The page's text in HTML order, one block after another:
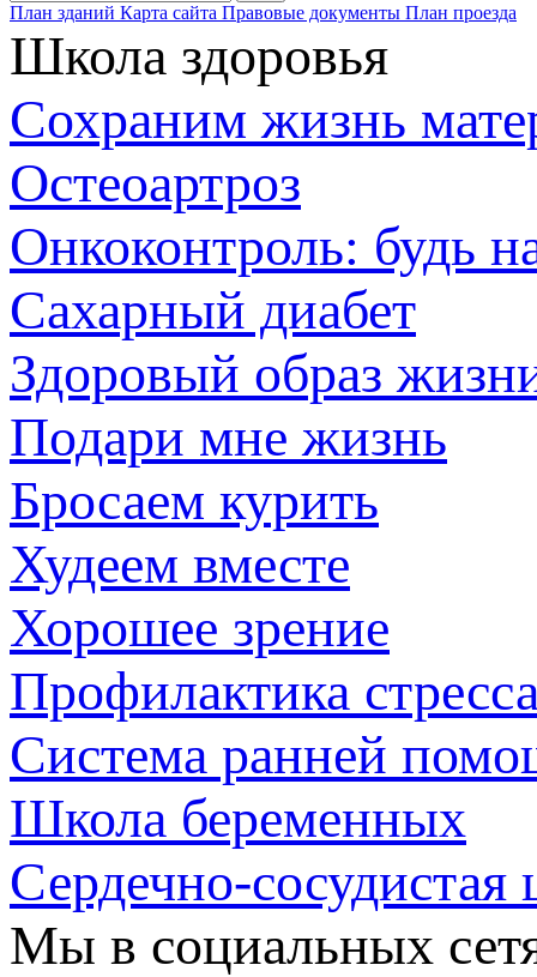
План зданий Карта сайта Правовые документы План проезда
Школа здоровья
Сохраним жизнь
Остеоартроз
Онкоконтроль: будь
Сахарный диабет
Здоровый образ
Подари мне жизнь
Бросаем курить
Худеем вместе
Хорошее зрение
Профилактика
Система ранней
Школа беременных
Сердечно-сосудистая
Мы в социальных